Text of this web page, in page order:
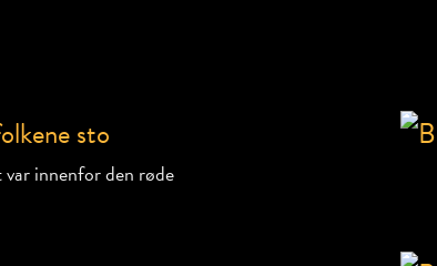
innenfor den røde